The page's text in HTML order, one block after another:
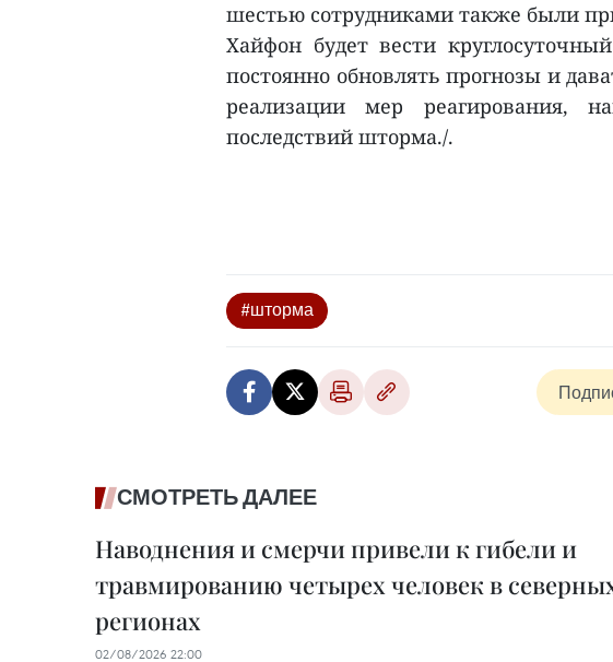
шестью сотрудниками также были
Хайфон будет вести
постоянно обновлять прогнозы и
реализации мер реагирования,
последствий шторма./.
#шторма
СМОТРЕТЬ ДАЛЕЕ
Наводнения и смерчи привели к гибели и
травмированию четырех человек в
регионах
02/08/2026 22:00